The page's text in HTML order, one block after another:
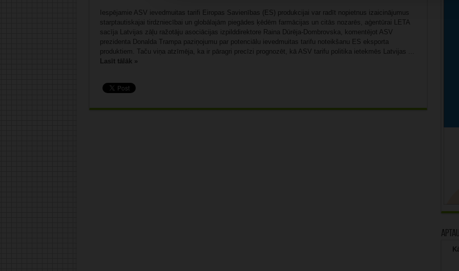
Iespējamie ASV ievedmuitas tarifi Eiropas Savienības (ES) produkcijai var radīt nopietnus izaicinājumus
starptautiskajai tirdzniecībai un globālajām piegādes ķēdēm farmācijas un citās nozarēs, aģentūrai LETA
sacīja Latvijas zāļu ražotāju asociācijas izpilddirektore Raina Dūrēja-Dombrovska, komentējot ASV
prezidenta Donalda Trampa paziņojumu par potenciālu ievedmuitas tarifu noteikšanu ES eksporta
produktiem. Taču viņa atzīmēja, ka ir pāragri precīzi prognozēt, kā ASV tarifu politika ietekmēs Latvijas ...
Lasīt tālāk »